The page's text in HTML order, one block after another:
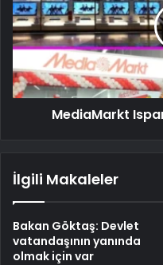
MediaMarkt
İlgili Makaleler
Bakan Göktaş: Devlet
vatandaşının yanında
olmak için var